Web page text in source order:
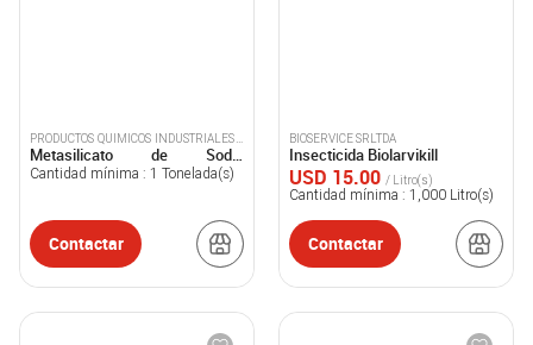
PRODUCTOS QUIMICOS INDUSTRIALES S
A
Metasilicato de Sodio
Pentahidratado
Cantidad mínima : 1 Tonelada(s)
Contactar
BIOSERVICE SRLTDA
Insecticida Biolarvikill
USD 15.00 / Litro(s)
Cantidad mínima : 1,000 Litro(s)
Contactar